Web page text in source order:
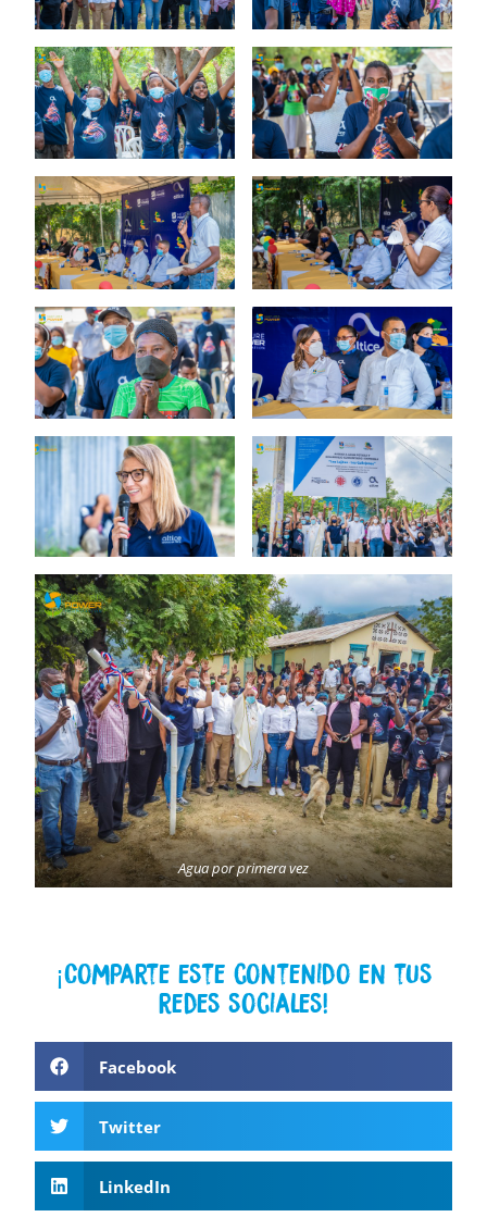
Agua por primera vez
¡Comparte este contenido en tus
redes sociales!
Facebook
Twitter
LinkedIn